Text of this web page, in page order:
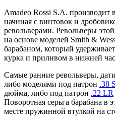
Amadeo Rossi S.A. производит
начиная с винтовок и
револьверами. Револьверы
на основе моделей Smith &
барабаном, который
курка и приливом в нижней
Самые ранние револьверы,
либо моделями под патрон .38
дюйма, либо под патрон .22 LR
Поворотная серьга барабана в
месте пружинной втулкой на